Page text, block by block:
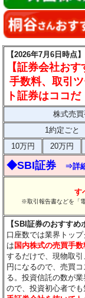
【2026年7月6日時点】
【証券会社おす
手数料、取引
ト証券はココだ
株式売
1約定ごと
10万円
20万円
◆SBI証券 ⇒詳
す
※取引報告書などを「
【SBI証券のおすすめ
口座数では業界トッ
は 国内株式の売買手
するだけで、現物取
円になるので、売買
る。投資信託の数が
ので、投資初心者でも